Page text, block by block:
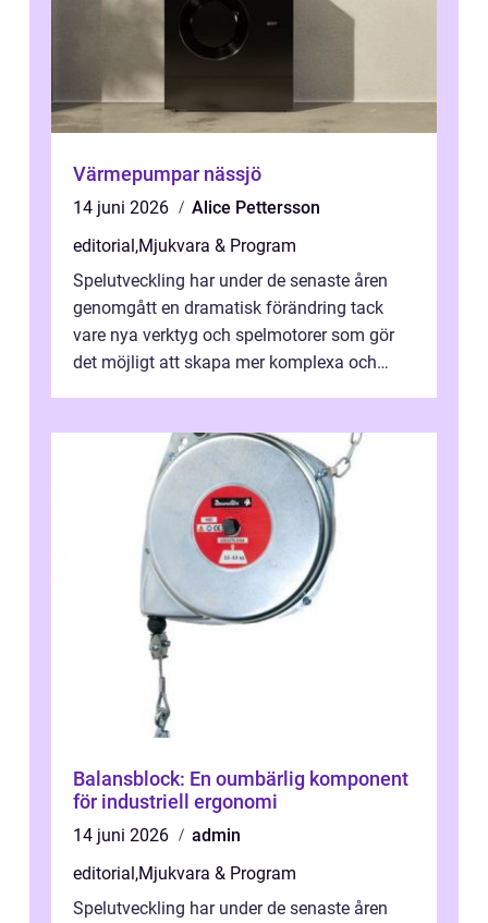
Värmepumpar nässjö
14 juni 2026
Alice Pettersson
editorial,Mjukvara & Program
Spelutveckling har under de senaste åren
genomgått en dramatisk förändring tack
vare nya verktyg och spelmotorer som gör
det möjligt att skapa mer komplexa och
Balansblock: En oumbärlig komponent
för industriell ergonomi
14 juni 2026
admin
editorial,Mjukvara & Program
Spelutveckling har under de senaste åren